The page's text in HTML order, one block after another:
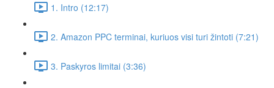
1. Intro (12:17)
2. Amazon PPC terminai, kuriuos visi turi žintoti (7:21)
3. Paskyros limitai (3:36)